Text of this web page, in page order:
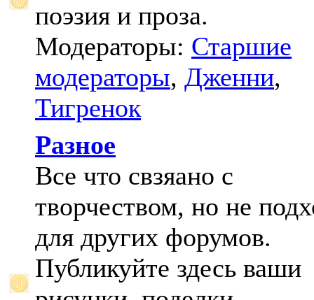
поэзия и проза.
Модераторы: Старшие
модераторы, Дженни,
Тигренок
Разное
Все что свзяано с
творчеством, но не
для других форумов.
Публикуйте здесь ваши